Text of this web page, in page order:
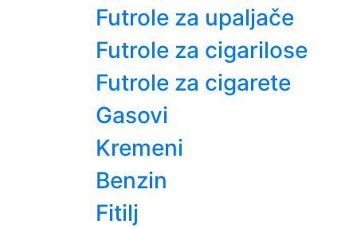
Futrole za upaljače
Futrole za cigarilose
Futrole za cigarete
Gasovi
Kremeni
Benzin
Fitilj